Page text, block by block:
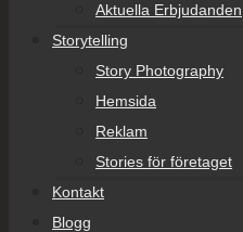
Aktuella Erbjudanden
Storytelling
Story Photography
Hemsida
Reklam
Stories för företaget
Kontakt
Blogg